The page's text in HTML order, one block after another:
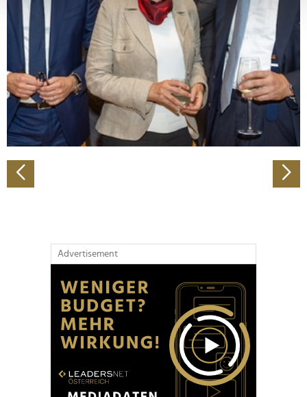
Erfahren Sie mehr darüber, wie Ihre persönlichen Daten
verarbeitet werden, und legen Sie Ihre Präferenzen im
Abschnitt Einzelheiten fest.
Wir verwenden Cookies, um Inhalte und Anzeigen zu
personalisieren, Funktionen für soziale Medien anbieten
zu können und die Zugriffe auf unsere Website zu
analysieren. Außerdem geben wir Informationen zu Ihrer
Verwendung unserer Website an unsere Partner für
Partner führen diese Informationen möglicherweise mit
weiteren Daten zusammen, die Sie ihnen bereitgestellt
Advertisement